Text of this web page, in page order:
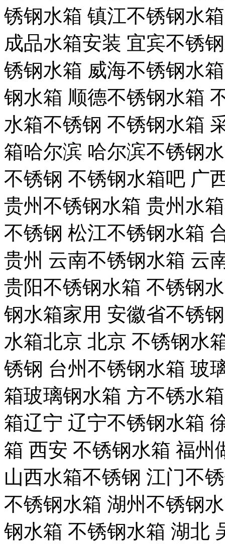
锈钢水箱 镇江不锈钢水
成品水箱安装 宜宾不锈
锈钢水箱 威海不锈钢水
钢水箱 顺德不锈钢水箱
水箱不锈钢 不锈钢水箱
箱哈尔滨 哈尔滨不锈钢
不锈钢 不锈钢水箱吧 广
贵州不锈钢水箱 贵州水
不锈钢 松江不锈钢水箱
贵州 云南不锈钢水箱 云
贵阳不锈钢水箱 不锈钢
钢水箱家用 安徽省不锈
水箱北京 北京 不锈钢水
锈钢 台州不锈钢水箱 玻
箱玻璃钢水箱 方不锈水
箱辽宁 辽宁不锈钢水箱
箱 西安 不锈钢水箱 福州
山西水箱不锈钢 江门不
不锈钢水箱 湖州不锈钢
钢水箱 不锈钢水箱 湖北